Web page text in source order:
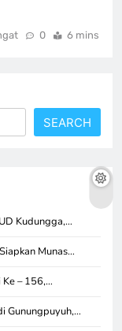
0 6 mins
SEARCH
Kudungga,…
Munas…
Ke – 156,…
Gunungpuyuh,…